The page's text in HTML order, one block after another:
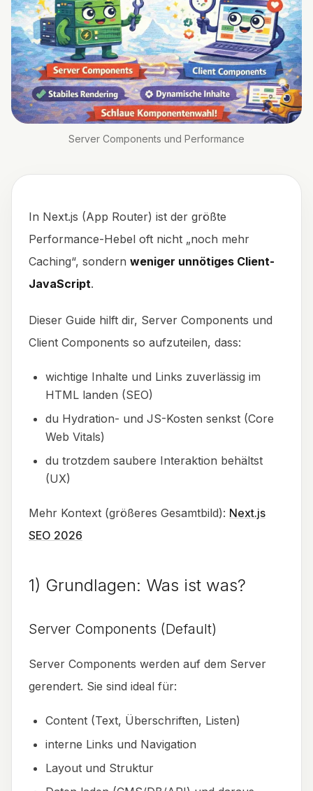
Server Components und Performance
In Next.js (App Router) ist der größte
Performance-Hebel oft nicht „noch mehr
Caching“, sondern weniger unnötiges Client-
JavaScript.
Dieser Guide hilft dir, Server Components und
Client Components so aufzuteilen, dass:
wichtige Inhalte und Links zuverlässig im
HTML landen (SEO)
du Hydration- und JS-Kosten senkst (Core
Web Vitals)
du trotzdem saubere Interaktion behältst
(UX)
Mehr Kontext (größeres Gesamtbild): Next.js
SEO 2026
1) Grundlagen: Was ist was?
Server Components (Default)
Server Components werden auf dem Server
gerendert. Sie sind ideal für:
Content (Text, Überschriften, Listen)
interne Links und Navigation
Layout und Struktur